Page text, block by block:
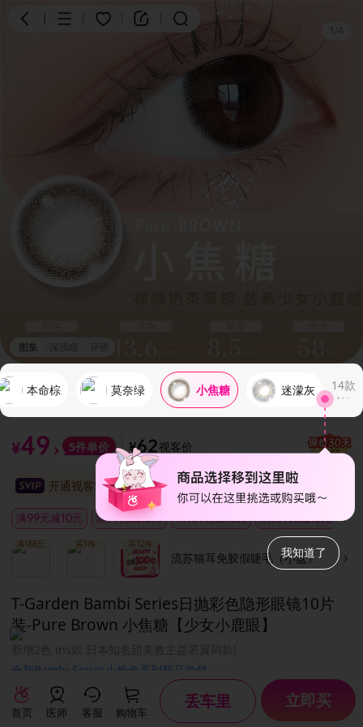
评价
图集 深浅瞳 评价
1 4
本命棕 莫奈绿 小焦糖 迷濛灰 14款
¥49 5件单价 ¥62视客价
开通视客SVIP享受折上95折
满99元减10元 满99元减10元 满189元减10元 满189元减10元 免
满168元 买1件 买12件
流苏猫耳免胶假睫毛（小盘）
T-Garden Bambi Series日抛彩色隐形眼镜10片
装-Pure Brown 小焦糖【少女小鹿眼】
全新Bambi Series小粉盒系列新品尝鲜
13.60mm 8.50mm
首页 医师 客服 购物车
丢车里 立即买
我知道了